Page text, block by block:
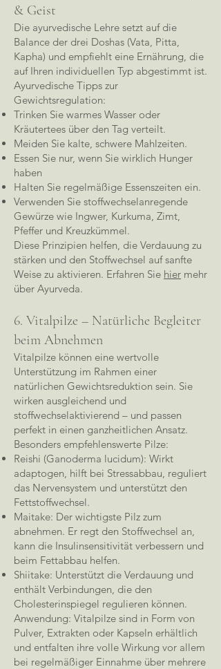
& Geist
Die ayurvedische Lehre setzt auf die
Balance der drei Doshas (Vata, Pitta,
Kapha) und empfiehlt eine Ernährung, die
auf Ihren individuellen Typ abgestimmt ist.
Ayurvedische Tipps zur
Gewichtsregulation:
Trinken Sie warmes Wasser oder
Kräutertees über den Tag verteilt.
Meiden Sie kalte, schwere Mahlzeiten.
Essen Sie nur, wenn Sie wirklich Hunger
haben
Halten Sie regelmäßige Essenszeiten ein.
Verwenden Sie stoffwechselanregende
Gewürze wie Ingwer, Kurkuma, Zimt,
Pfeffer und Kreuzkümmel.
Diese Prinzipien helfen, die Verdauung zu
stärken und den Stoffwechsel auf sanfte
Weise zu aktivieren. Erfahren Sie hier mehr
über Ayurveda.
6. Vitalpilze – Natürliche Begleiter
beim Abnehmen
Vitalpilze können eine wertvolle
Unterstützung im Rahmen einer
natürlichen Gewichtsreduktion sein. Sie
wirken ausgleichend und
stoffwechselaktivierend – und passen
perfekt in einen ganzheitlichen Ansatz.
Besonders empfehlenswerte Pilze:
Reishi (Ganoderma lucidum): Wirkt
adaptogen, hilft bei Stressabbau, reguliert
das Nervensystem und unterstützt den
Fettstoffwechsel.
Maitake: Der wichtigste Pilz zum
abnehmen. Er regt den Stoffwechsel an,
kann die Insulinsensitivität verbessern und
beim Fettabbau helfen.
Shiitake: Unterstützt die Verdauung und
enthält Verbindungen, die den
Cholesterinspiegel regulieren können.
Anwendung: Vitalpilze sind in Form von
Pulver, Extrakten oder Kapseln erhältlich
und entfalten ihre volle Wirkung vor allem
bei regelmäßiger Einnahme über mehrere